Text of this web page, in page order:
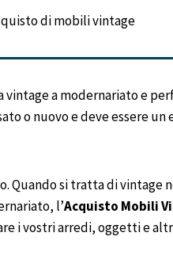
di mobili vintage
vintage a modernariato e
o nuovo e deve essere un
Quando si tratta di vintage
l’Acquisto Mobili
i vostri arredi, oggetti e